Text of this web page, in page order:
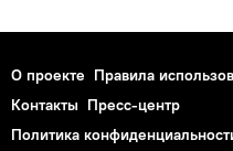
О проекте Правила
Контакты Пресс-центр
Политика